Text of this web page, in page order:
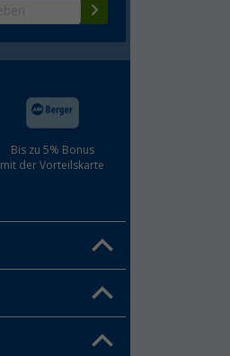
Bis zu 5% Bonus
mit der Vorteilskarte